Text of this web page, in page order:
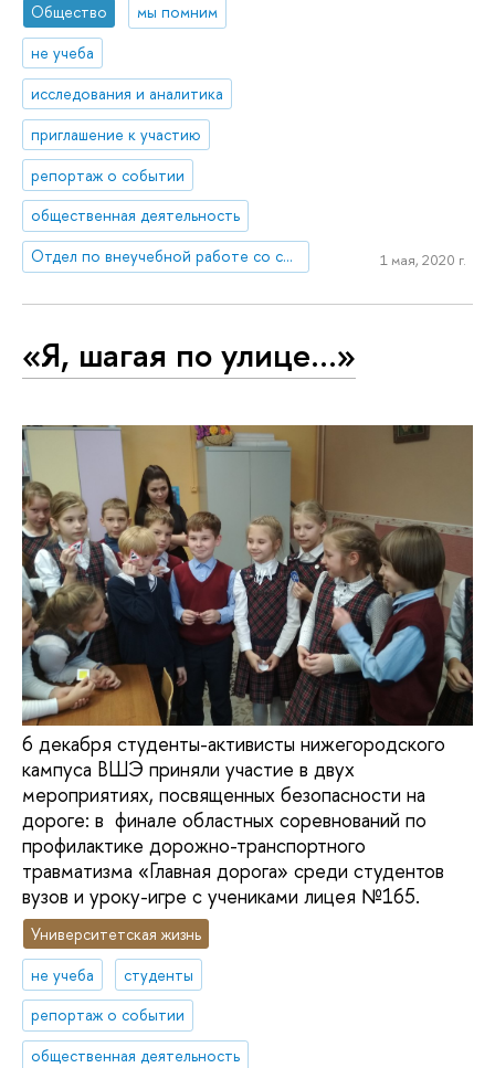
Общество
мы помним
не учеба
исследования и аналитика
приглашение к участию
репортаж о событии
общественная деятельность
Отдел по внеучебной работе со студентами (Нижний Новгород)
1 мая, 2020 г.
«Я, шагая по улице…»
6 декабря студенты-активисты нижегородского
кампуса ВШЭ приняли участие в двух
мероприятиях, посвященных безопасности на
дороге: в финале областных соревнований по
профилактике дорожно-транспортного
травматизма «Главная дорога» среди студентов
вузов и уроку-игре с учениками лицея №165.
Университетская жизнь
не учеба
студенты
репортаж о событии
общественная деятельность